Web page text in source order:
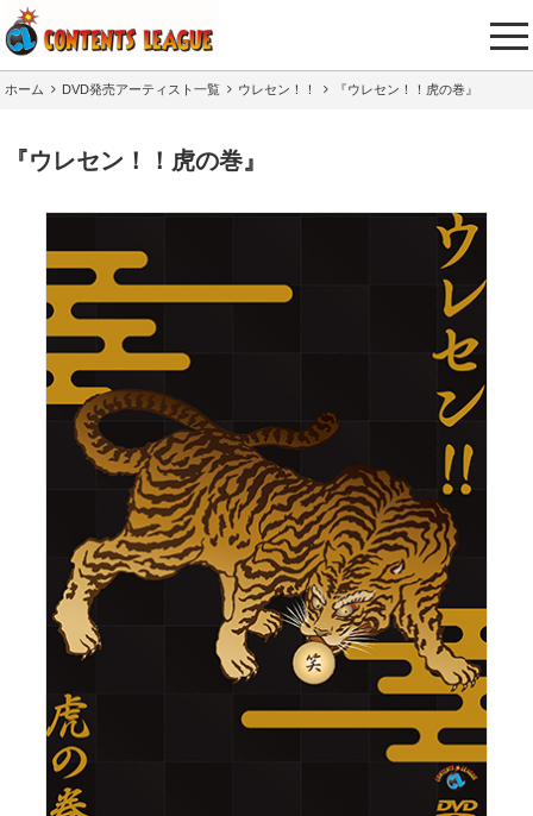
ホーム DVD発売アーティスト一覧 ウレセン！！ 『ウレセン！！虎の巻』
『ウレセン！！虎の巻』